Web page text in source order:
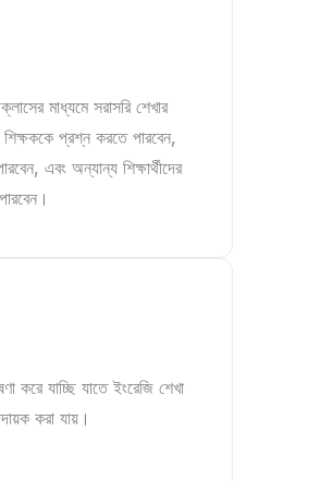
মাধ্যমে সরাসরি শেখার
প্রশ্ন করতে পারবেন,
এবং অন্যান্য শিক্ষার্থীদের
করে যাচ্ছি যাতে ইংরেজি শেখা
করা যায়।